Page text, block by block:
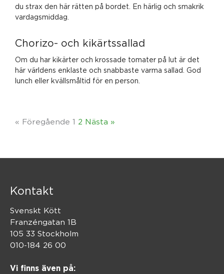
du strax den här rätten på bordet. En härlig och smakrik
vardagsmiddag.
Chorizo- och kikärtssallad
Om du har kikärter och krossade tomater på lut är det
här världens enklaste och snabbaste varma sallad. God
lunch eller kvällsmåltid för en person.
« Föregående 1 2 Nästa »
Kontakt
Svenskt Kött
Franzéngatan 1B
105 33 Stockholm
010-184 26 00
Vi finns även på: